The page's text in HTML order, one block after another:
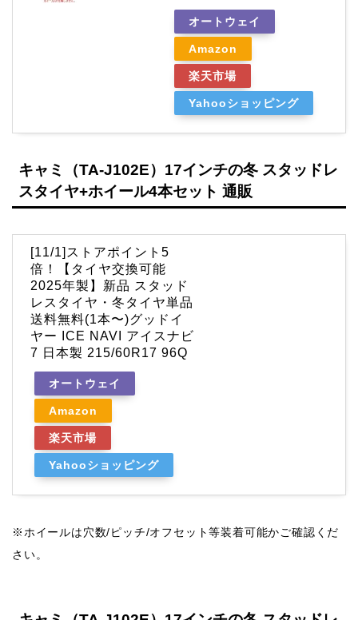
オートウェイ
Amazon
楽天市場
Yahooショッピング
キャミ（TA-J102E）17インチの冬 スタッドレ
スタイヤ+ホイール4本セット 通販
[11/1]ストアポイント5
倍！【タイヤ交換可能
2025年製】新品 スタッド
レスタイヤ・冬タイヤ単品
送料無料(1本〜)グッドイ
ヤー ICE NAVI アイスナビ
7 日本製 215/60R17 96Q
オートウェイ
Amazon
楽天市場
Yahooショッピング
※ホイールは穴数/ピッチ/オフセット等装着可能かご確認くだ
さい。